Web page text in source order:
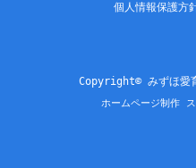
個人情報保護方
Copyright© みずほ
ホームページ制作